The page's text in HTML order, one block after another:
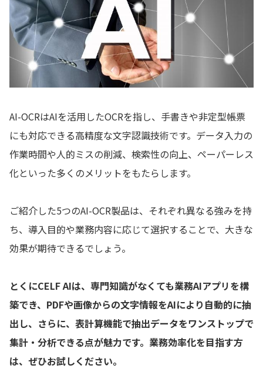
AI-OCRはAIを活用したOCRを指し、手書きや非定型帳票
にも対応できる高精度な文字認識技術です。データ入力の
作業時間や人的ミスの削減、検索性の向上、ペーパーレス
化といった多くのメリットをもたらします。
ご紹介した5つのAI-OCR製品は、それぞれ異なる強みを持
ち、導入目的や業務内容に応じて選択することで、大きな
効果が期待できるでしょう。
とくにCELF AIは、専門知識がなくても業務AIアプリを構
築でき、PDFや画像からの文字情報をAIにより自動的に抽
出し、さらに、表計算機能で抽出データをワンストップで
集計・分析できる点が魅力です。業務効率化を目指す方
は、ぜひお試しください。